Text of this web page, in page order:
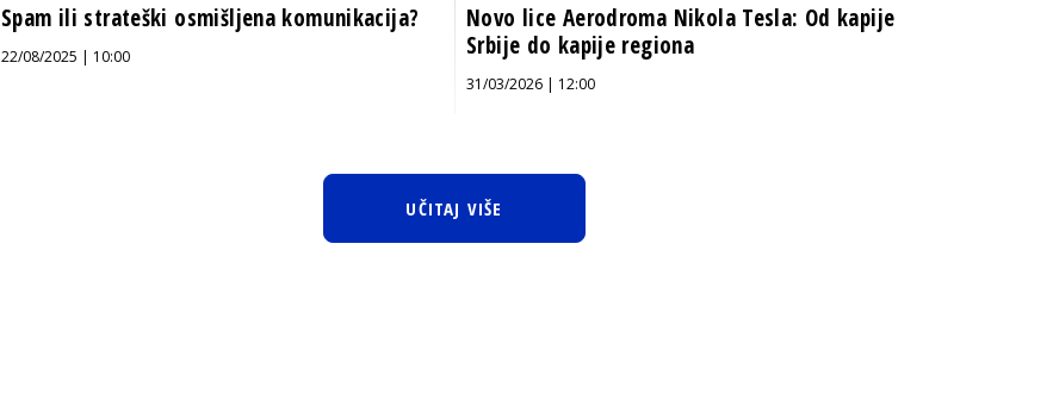
Spam ili strateški osmišljena komunikacija?
22/08/2025 | 10:00
Novo lice Aerodroma Nikola Tesla: Od kapije
Srbije do kapije regiona
31/03/2026 | 12:00
UČITAJ VIŠE